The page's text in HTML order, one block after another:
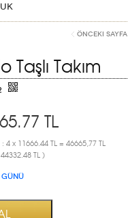
Önceki Sayfa
Taşlı Takım
TL
4 x 11666.44 TL = 46665,77 TL
TL )